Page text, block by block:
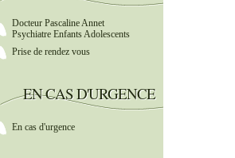
Docteur Pascaline Annet
Psychiatre Enfants Adolescents
Prise de rendez vous
EN CAS D'URGENCE
En cas d'urgence